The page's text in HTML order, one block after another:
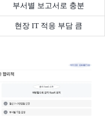
부서별 보고서로 충분
현장 IT 적응 부담 큼